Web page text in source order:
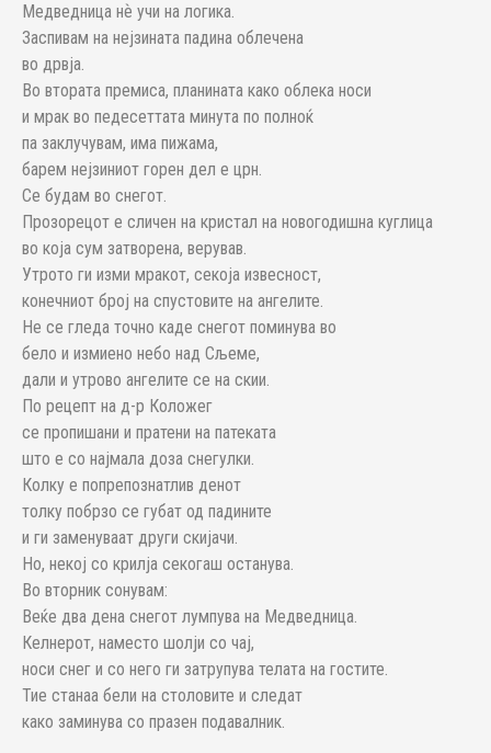
Медведница нѐ учи на логика.
Заспивам на нејзината падина облечена
во дрвја.
Во втората премиса, планината како облека носи
и мрак во педесеттата минута по полноќ
па заклучувам, има пижама,
барем нејзиниот горен дел е црн.
Се будам во снегот.
Прозорецот е сличен на кристал на новогодишна куглица
во која сум затворена, верував.
Утрото ги изми мракот, секоја извесност,
конечниот број на спустовите на ангелите.
Не се гледа точно каде снегот поминува во
бело и измиено небо над Сљеме,
дали и утрово ангелите се на скии.
По рецепт на д-р Коложег
се пропишани и пратени на патеката
што е со најмала доза снегулки.
Колку е попрепознатлив денот
толку побрзо се губат од падините
и ги заменуваат други скијачи.
Но, некој со крилја секогаш останува.
Во вторник сонувам:
Веќе два дена снегот лумпува на Медведница.
Келнерот, наместо шолји со чај,
носи снег и со него ги затрупува телата на гостите.
Тие станаа бели на столовите и следат
како заминува со празен подавалник.